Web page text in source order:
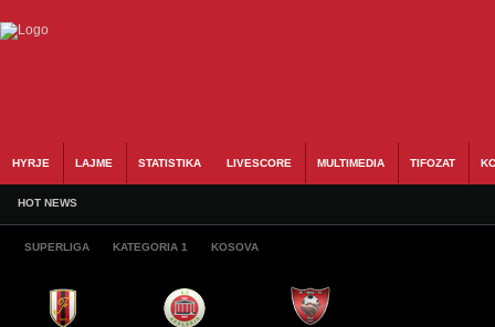
HYRJE LAJME STATISTIKA LIVESCORE MULTIMEDIA TIFOZAT
HOT NEWS
SUPERLIGA KATEGORIA 1 KOSOVA